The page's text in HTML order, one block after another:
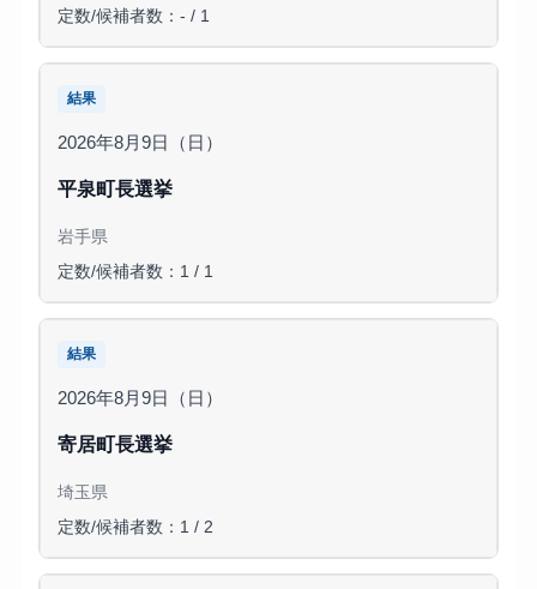
定数/候補者数：- / 1
結果
2026年8月9日（日）
平泉町長選挙
岩手県
定数/候補者数：1 / 1
結果
2026年8月9日（日）
寄居町長選挙
埼玉県
定数/候補者数：1 / 2